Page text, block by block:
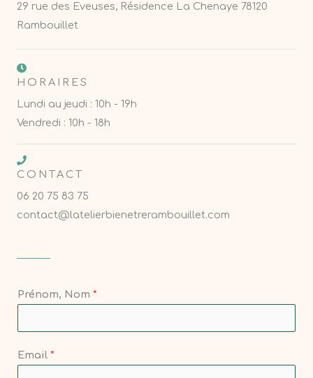
29 rue des Eveuses, Résidence La Chenaye 78120
Rambouillet
HORAIRES
Lundi au jeudi : 10h - 19h
Vendredi : 10h - 18h
CONTACT
06 20 75 83 75
contact@latelierbienetrerambouillet.com
Prénom, Nom *
Email *